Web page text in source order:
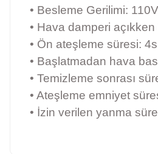
• Besleme Gerilimi: 110V
• Hava damperi
• Ön ateşleme süresi: 4s
• Başlatmadan hava
• Temizleme sonrası
• Ateşleme emniyet
• İzin verilen yanma